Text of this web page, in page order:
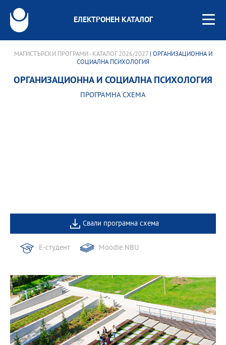
ЕЛЕКТРОНЕН КАТАЛОГ
МАГИСТЪРСКИ ПРОГРАМИ - КАТАЛОГ 2026/2027| ОРГАНИЗАЦИОННА И
СОЦИАЛНА ПСИХОЛОГИЯ
ОРГАНИЗАЦИОННА И СОЦИАЛНА ПСИХОЛОГИЯ
ПРОГРАМНА СХЕМА
Свали програмна схема
Е-студент Moodle NBU